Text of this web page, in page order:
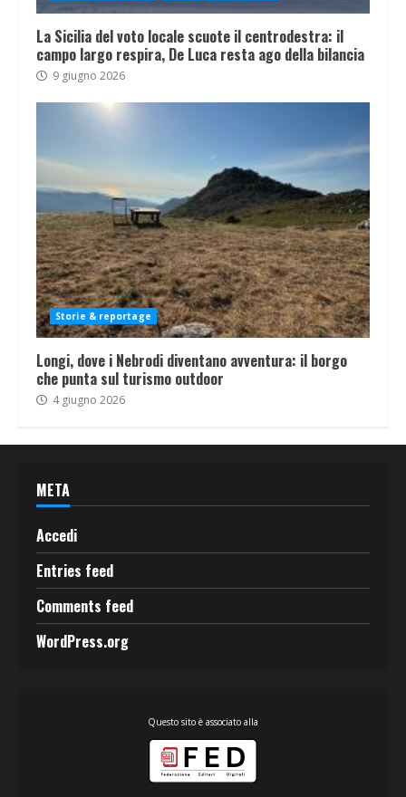
La Sicilia del voto locale scuote il centrodestra: il
campo largo respira, De Luca resta ago della bilancia
9 giugno 2026
Storie & reportage
Longi, dove i Nebrodi diventano avventura: il borgo
che punta sul turismo outdoor
4 giugno 2026
META
Accedi
Entries feed
Comments feed
WordPress.org
Questo sito è associato alla